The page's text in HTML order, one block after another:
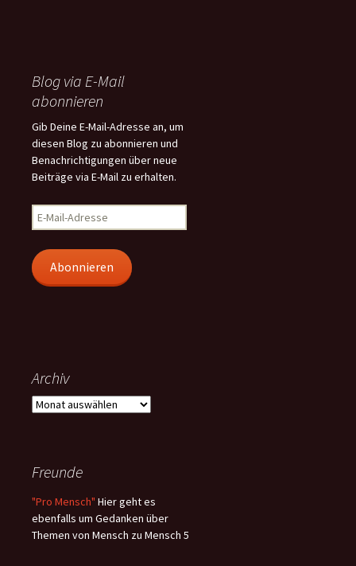
Blog via E-Mail
abonnieren
Gib Deine E-Mail-Adresse an, um
diesen Blog zu abonnieren und
Benachrichtigungen über neue
Beiträge via E-Mail zu erhalten.
E-
Mail-
Abonnieren
Archiv
Archiv
Freunde
"Pro Mensch" Hier geht es
ebenfalls um Gedanken über
Themen von Mensch zu Mensch 5